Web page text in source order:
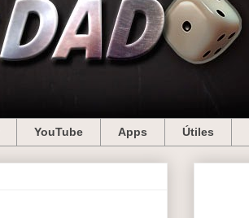
YouTube Apps Útiles